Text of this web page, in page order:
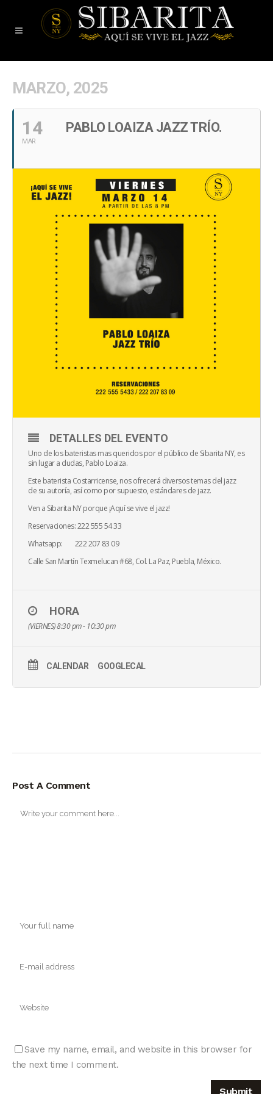
MARZO, 2025
14
MAR
PABLO LOAIZA JAZZ TRÍO.
DETALLES DEL EVENTO
Uno de los bateristas mas queridos por el público de Sibarita NY, es
sin lugar a dudas, Pablo Loaiza.
Este baterista Costarricense, nos ofrecerá diversos temas del jazz
de su autoría, así como por supuesto, estándares de jazz.
Ven a Sibarita NY porque ¡Aquí se vive el jazz!
Reservaciones: 222 555 54 33
Whatsapp: 222 207 83 09
Calle San Martín Texmelucan #68, Col. La Paz, Puebla, México.
HORA
(VIERNES) 8:30 pm - 10:30 pm
CALENDAR GOOGLECAL
Post A Comment
Save my name, email, and website in this browser for
the next time I comment.